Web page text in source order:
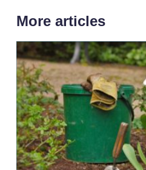
More articles